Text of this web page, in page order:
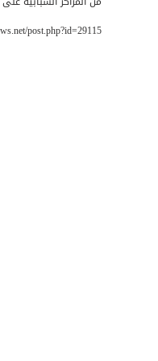
post.php?id=29115